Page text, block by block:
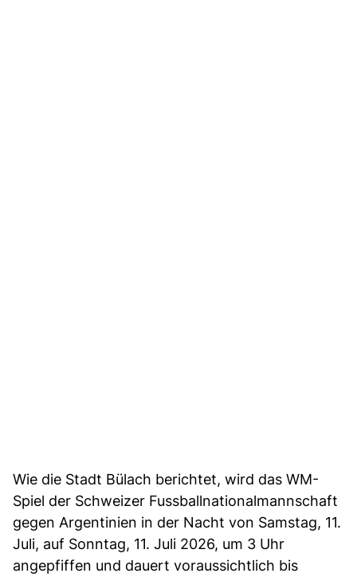
Wie die Stadt Bülach berichtet, wird das WM-
Spiel der Schweizer Fussballnationalmannschaft
gegen Argentinien in der Nacht von Samstag, 11.
Juli, auf Sonntag, 11. Juli 2026, um 3 Uhr
angepfiffen und dauert voraussichtlich bis